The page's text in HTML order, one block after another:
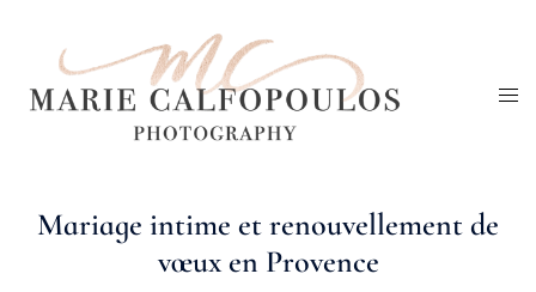
contenu
Mariage intime et renouvellement de
vœux en Provence